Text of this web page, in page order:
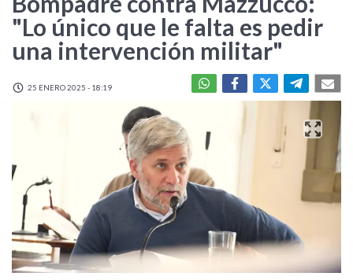
"Lo único que le falta es pedir
una intervención militar"
25 ENERO 2025 - 18:19